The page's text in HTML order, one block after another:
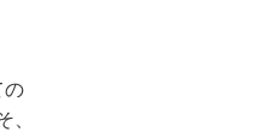
の
、